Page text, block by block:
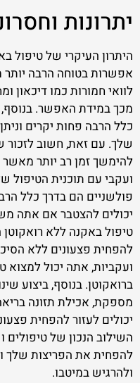
יתרונות
היתרון העיקרי של טיפול
אפשרות בטוחה הרבה
לוואי חמורות כמו דיכאון
מכך במידת האפשר.
כלל הרבה פחות יקרים
שלך. עם זאת, חשוב לזכור
להימשך זמן רב יותר מאשר
ועקבי עם תוכנית הטיפול
פולשניים הם בדרך כלל
יכולים להצטבר אם אתה
טיפול באקנה ללא
להפחית פצעונים ללא
ועקביות, אתה יכול
ברואקוטן. בנוסף, ביצוע
מספקת, אכילת תזונה
יכולים לעזור להפחית
השילוב הנכון של טיפולים
להפחית את הפריצות שלך
ולהרגיש במיטבו.